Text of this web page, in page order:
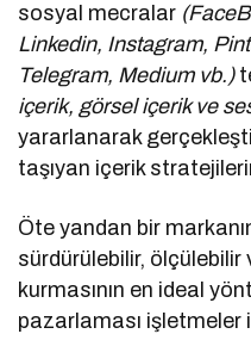
sosyal mecralar
Linkedin, Instagram,
Telegram, Medium vb.)
içerik, görsel içerik ve
yararlanarak
taşıyan içerik
Öte yandan bir
sürdürülebilir, ölçülebilir
kurmasının en ideal
pazarlaması işletmeler